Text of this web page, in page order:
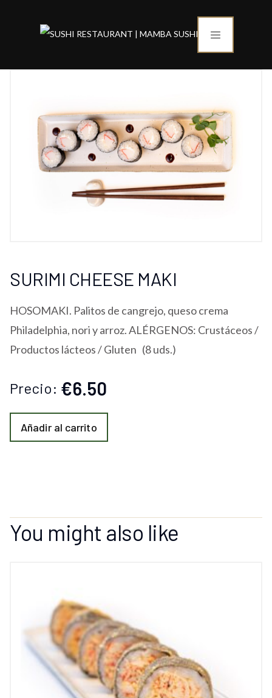
SURIMI CHEESE MAKI
HOSOMAKI. Palitos de cangrejo, queso crema
Philadelphia, nori y arroz. ALÉRGENOS: Crustáceos /
Productos lácteos / Gluten (8 uds.)
Precio: €6.50
Añadir al carrito
You might also like